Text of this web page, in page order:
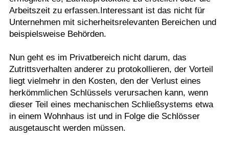
Arbeitszeit zu erfassen.Interessant ist das nicht für
Unternehmen mit sicherheitsrelevanten Bereichen und
beispielsweise Behörden.
Nun geht es im Privatbereich nicht darum, das
Zutrittsverhalten anderer zu protokollieren, der Vorteil
liegt vielmehr in den Kosten, den der Verlust eines
herkömmlichen Schlüssels verursachen kann, wenn
dieser Teil eines mechanischen Schließsystems etwa
in einem Wohnhaus ist und in Folge die Schlösser
ausgetauscht werden müssen.